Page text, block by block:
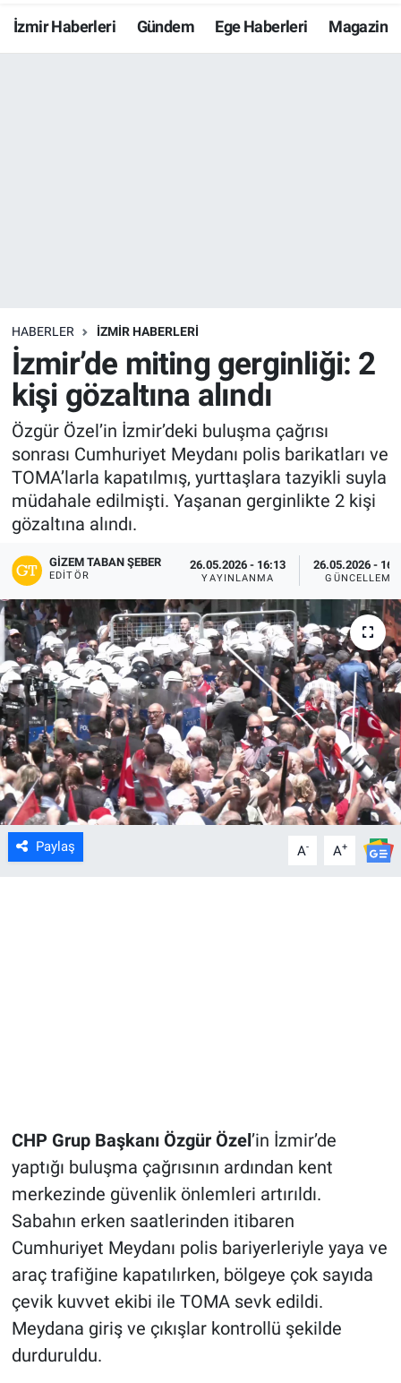
İzmir Haberleri Gündem Ege Haberleri Magazin
HABERLER İZMİR HABERLERİ
İzmir’de miting gerginliği: 2
kişi gözaltına alındı
Özgür Özel’in İzmir’deki buluşma çağrısı
sonrası Cumhuriyet Meydanı polis barikatları ve
TOMA’larla kapatılmış, yurttaşlara tazyikli suyla
müdahale edilmişti. Yaşanan gerginlikte 2 kişi
gözaltına alındı.
GIZEM TABAN ŞEBER
EDITÖR
26.05.2026 - 16:13
YAYINLANMA
26.05.2026 -
GÜNCELLEME
Paylaş A- A+
CHP Grup Başkanı Özgür Özel’in İzmir’de
yaptığı buluşma çağrısının ardından kent
merkezinde güvenlik önlemleri artırıldı.
Sabahın erken saatlerinden itibaren
Cumhuriyet Meydanı polis bariyerleriyle yaya ve
araç trafiğine kapatılırken, bölgeye çok sayıda
çevik kuvvet ekibi ile TOMA sevk edildi.
Meydana giriş ve çıkışlar kontrollü şekilde
durduruldu.
Resmi İlanlar